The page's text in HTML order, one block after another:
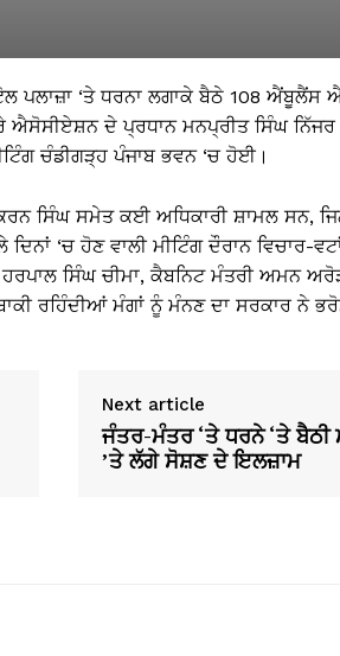
ਪਲਾਜ਼ਾ ‘ਤੇ ਧਰਨਾ ਲਗਾਕੇ ਬੈਠੇ 108 ਐਂਬੂਲੈਂਸ
ਦੇ ਪ੍ਰਧਾਨ ਮਨਪ੍ਰੀਤ ਸਿੰਘ ਨਿੱਜਰ
ਚੰਡੀਗੜ੍ਹ ਪੰਜਾਬ ਭਵਨ ‘ਚ ਹੋਈ।
ਸਿੰਘ ਸਮੇਤ ਕਈ ਅਧਿਕਾਰੀ ਸ਼ਾਮਲ ਸਨ,
‘ਚ ਹੋਣ ਵਾਲੀ ਮੀਟਿੰਗ ਦੌਰਾਨ ਵਿਚਾਰ-
ਸਿੰਘ ਚੀਮਾ, ਕੈਬਨਿਟ ਮੰਤਰੀ ਅਮਨ
ਰਹਿੰਦੀਆਂ ਮੰਗਾਂ ਨੂੰ ਮੰਨਣ ਦਾ ਸਰਕਾਰ ਨੇ
Next article
ਜੰਤਰ-ਮੰਤਰ ‘ਤੇ ਧਰਨੇ ‘ਤੇ
’ਤੇ ਲੱਗੇ ਸੋਸ਼ਣ ਦੇ ਇਲਜ਼ਾਮ